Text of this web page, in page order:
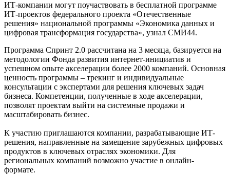
ИТ-компании могут поучаствовать в бесплатной программе
ИТ-проектов федерального проекта «Отечественные
решения» национальной программы «Экономика данных и
цифровая трансформация государства», узнал СМИ44.
Программа Спринт 2.0 рассчитана на 3 месяца, базируется на
методологии Фонда развития интернет-инициатив и
успешном опыте акселерации более 2000 компаний. Основная
ценность программы – трекинг и индивидуальные
консультации с экспертами для решения ключевых задач
бизнеса. Компетенции, полученные в ходе акселерации,
позволят проектам выйти на системные продажи и
масштабировать бизнес.
К участию приглашаются компании, разрабатывающие ИТ-
решения, направленные на замещение зарубежных цифровых
продуктов в ключевых отраслях экономики. Для
региональных компаний возможно участие в онлайн-
формате.